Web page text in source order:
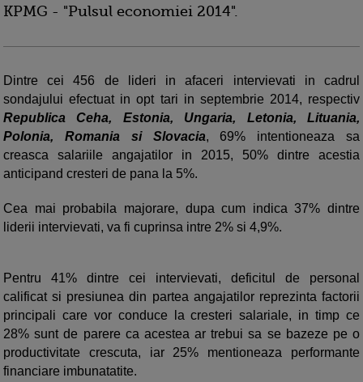
KPMG - "Pulsul economiei 2014".
Dintre cei 456 de lideri in afaceri intervievati in cadrul
sondajului efectuat in opt tari in septembrie 2014, respectiv
Republica Ceha, Estonia, Ungaria, Letonia, Lituania,
Polonia, Romania si Slovacia, 69% intentioneaza sa
creasca salariile angajatilor in 2015, 50% dintre acestia
anticipand cresteri de pana la 5%.
Cea mai probabila majorare, dupa cum indica 37% dintre
liderii intervievati, va fi cuprinsa intre 2% si 4,9%.
Pentru 41% dintre cei intervievati, deficitul de personal
calificat si presiunea din partea angajatilor reprezinta factorii
principali care vor conduce la cresteri salariale, in timp ce
28% sunt de parere ca acestea ar trebui sa se bazeze pe o
productivitate crescuta, iar 25% mentioneaza performante
financiare imbunatatite.